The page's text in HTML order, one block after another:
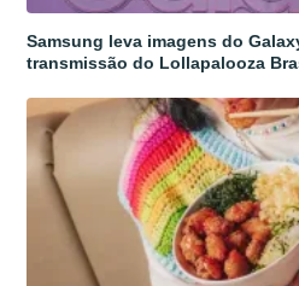
Samsung leva imagens do
transmissão do Lollapalooza